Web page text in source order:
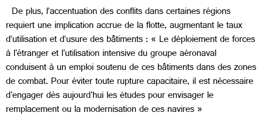
De plus, l’accentuation des conflits dans certaines régions
requiert une implication accrue de la flotte, augmentant le taux
d’utilisation et d’usure des bâtiments : « Le déploiement de forces
à l'étranger et l'utilisation intensive du groupe aéronaval
conduisent à un emploi soutenu de ces bâtiments dans des zones
de combat. Pour éviter toute rupture capacitaire, il est nécessaire
d'engager dès aujourd'hui les études pour envisager le
remplacement ou la modernisation de ces navires »